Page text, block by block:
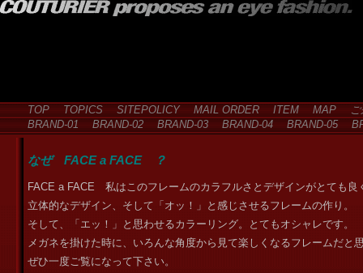
なぜ FACE a FACE ？
FACE a FACE 私はこのフレームのカラフルさとデザインがとても良
立体的なデザイン、そして「オッ！」と感じさせるフレームの作り。
そして、「エッ！」と思わせるカラーリング。とてもオシャレです。
メガネを掛けた時に、いろんな角度から見て楽しくなるフレームだと
ぜひ一度ご覧になって下さい。
TOP TOPICS SITEPOLICY MAIL ORDER ITEM MAP
ご
BRAND-01
BRAND-02 BRAND-03 BRAND-04 BRAND-05